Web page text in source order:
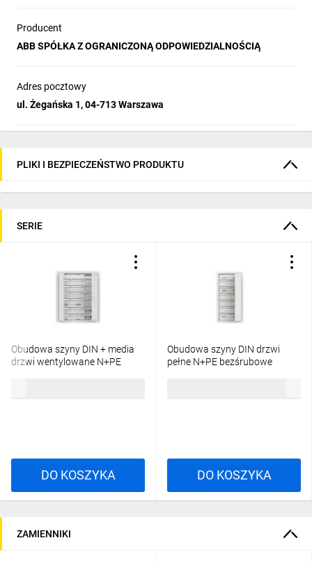
Producent
ABB SPÓŁKA Z OGRANICZONĄ ODPOWIEDZIALNOŚCIĄ
Adres pocztowy
ul. Żegańska 1, 04-713 Warszawa
PLIKI I BEZPIECZEŃSTWO PRODUKTU
SERIE
Obudowa szyny DIN + media
drzwi wentylowane N+PE
DO KOSZYKA
Obudowa szyny DIN drzwi
pełne N+PE bezśrubowe
DO KOSZYKA
ZAMIENNIKI